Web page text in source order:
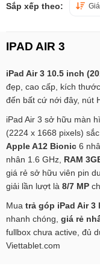
Sắp xếp theo:
IPAD AIR 3
iPad Air 3 10.5 inch
đẹp, cao cấp, kích
đến bất cứ nới đây, nút
iPad Air 3 sở hữu màn
(2224 x 1668 pixels)
Apple A12 Bionic 6
nhân 1.6 GHz, RAM
giá rẻ sở hữu viên pin
giải lần lượt là 8/7 MP
Mua trả góp iPad Air 3
nhanh chóng, giá rẻ
fullbox chưa active, đủ
Viettablet.com